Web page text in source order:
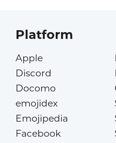
Platform
Apple
Discord
Docomo
emojidex
Emojipedia
Facebook